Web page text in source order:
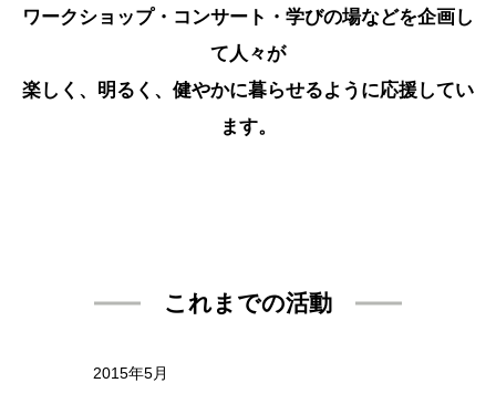
ワークショップ・コンサート・学びの場などを企画し
て人々が
楽しく、明るく、健やかに暮らせるように応援してい
ます。
これまでの活動
2015年5月